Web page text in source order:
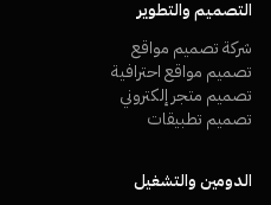
التصميم والتطوير
شركة تصميم مواقع
تصميم مواقع احترافية
تصميم متجر إلكتروني
تصميم تطبيقات
الدومين والتشغيل